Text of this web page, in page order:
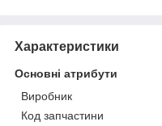
Характеристики
Основні атрибути
Виробник
Код запчастини